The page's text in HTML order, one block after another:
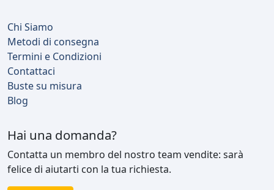
Chi Siamo
Metodi di consegna
Termini e Condizioni
Contattaci
Buste su misura
Blog
Hai una domanda?
Contatta un membro del nostro team vendite: sarà
felice di aiutarti con la tua richiesta.